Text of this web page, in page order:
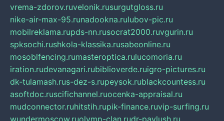
vrema-zdorov.ruvelonik.rusurgutgloss.ru
nike-air-max-95.runadookna.rulubov-pic.ru
mobilreklama.rupds-nn.rusocrat2000.ruvgurin.ru
spksochi.rushkola-klassika.rusabeonline.ru
mosoblfencing.rumasteroptica.rulucomoria.ru
iration.rudevanagari.rubiblioverde.ruigro-pictures.ru
dk-tulamash.rus-dez-s.rupeysok.rublackcountess.ru
asoftdoc.ruscifichannel.ruocenka-appraisal.ru
mudconnector.ruhitstih.rupik-finance.ruvip-surfing.ru
wundermoscow.ruolymp-clan.rudr-pavlush.ru